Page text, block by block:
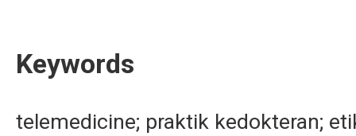
Keywords
telemedicine; praktik kedokteran;